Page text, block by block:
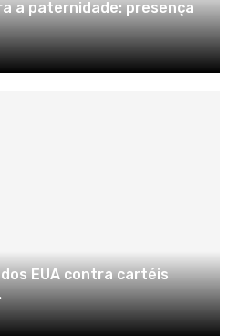
a paternidade: presença
EUA contra cartéis